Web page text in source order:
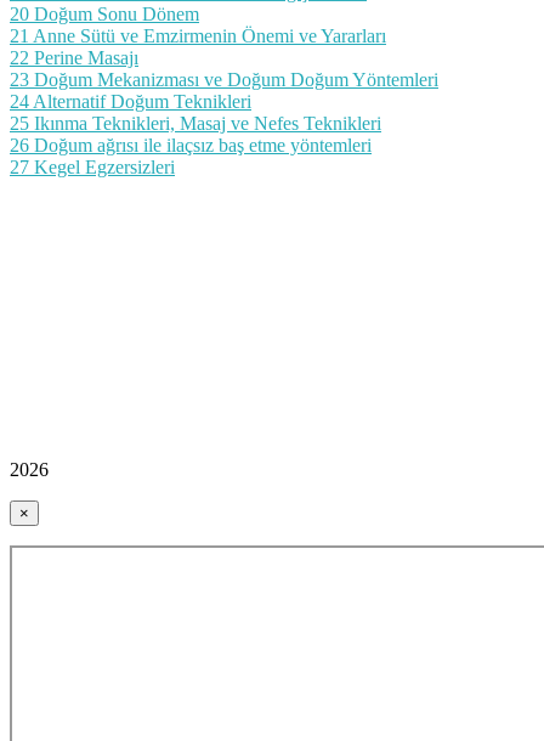
20 Doğum Sonu Dönem
21 Anne Sütü ve Emzirmenin Önemi ve Yararları
22 Perine Masajı
23 Doğum Mekanizması ve Doğum Doğum Yöntemleri
24 Alternatif Doğum Teknikleri
25 Ikınma Teknikleri, Masaj ve Nefes Teknikleri
26 Doğum ağrısı ile ilaçsız baş etme yöntemleri
27 Kegel Egzersizleri
2026
×